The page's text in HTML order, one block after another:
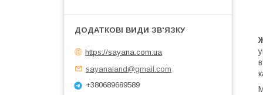
https://sayana.com.ua
sayanaland@gmail.com
+380689689589